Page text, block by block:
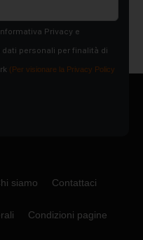
Privacy e
dati personali per finalità di
(Per visionare la Privacy Policy
siamo Contattaci
Condizioni pagine